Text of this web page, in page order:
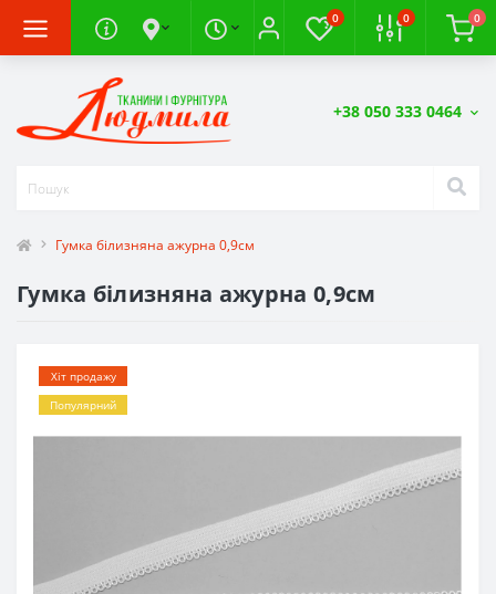
0 0 0
+38 050 333 0464
Гумка білизняна ажурна 0,9см
Гумка білизняна ажурна 0,9см
Хіт продажу
Популярний